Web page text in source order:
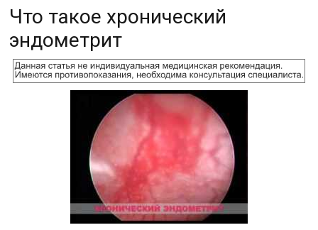
Что такое хронический
эндометрит